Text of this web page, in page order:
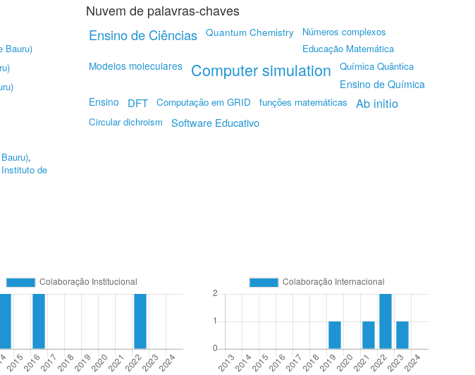
Bauru)
,
Instituto de
Nuvem de palavras-chaves
Ensino de Ciências Quantum Chemistry
Números complexos
Educação Matemática
Modelos moleculares Computer simulation Química Quântica
Ensino de Química
Ensino
DFT Computação em GRID funções matemáticas Ab initio
Circular dichroism Software Educativo